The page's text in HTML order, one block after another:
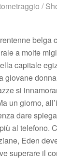
/
belga
a molte
capitale
giovane
si
un giorno,
dare
al telefono.
Eden
superare il